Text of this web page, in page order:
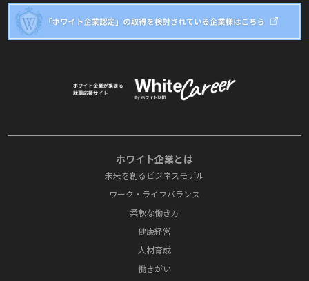
ホワイト企業とは
未来を創るビジネスモデル
ワーク・ライフバランス
柔軟な働き方
健康経営
人材育成
働きがい